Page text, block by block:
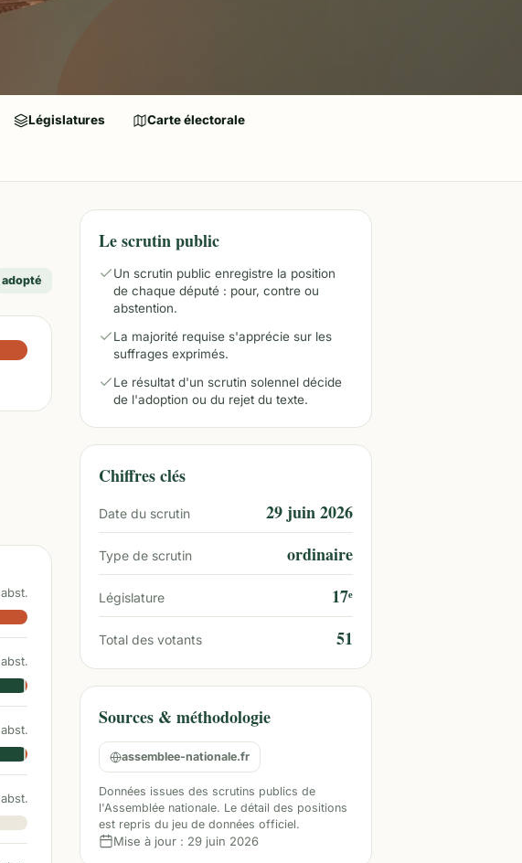
Législatures Carte électorale
adopté
abst.
abst.
abst.
abst.
Le scrutin public
Un scrutin public enregistre la position
de chaque député : pour, contre ou
abstention.
La majorité requise s'apprécie sur les
suffrages exprimés.
Le résultat d'un scrutin solennel décide
de l'adoption ou du rejet du texte.
Chiffres clés
Date du scrutin 29 juin 2026
Type de scrutin ordinaire
Législature 17ᵉ
Total des votants 51
Sources & méthodologie
assemblee-nationale.fr
Données issues des scrutins publics de
l'Assemblée nationale. Le détail des positions
est repris du jeu de données officiel.
Mise à jour : 29 juin 2026